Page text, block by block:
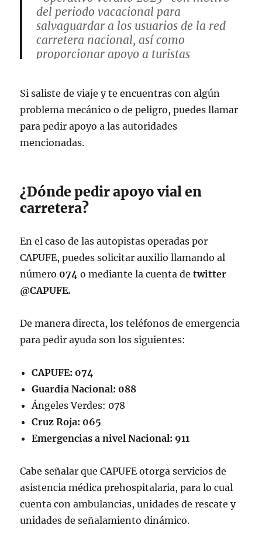
del periodo vacacional para
salvaguardar a los usuarios de la red
carretera nacional, así como
proporcionar apoyo a turistas
pic.twitter.com/L0zLgpsYOO
— Guardia Nacional (@GN_MEXICO_)
July 18, 2023
Si saliste de viaje y te encuentras con algún
problema mecánico o de peligro, puedes llamar
para pedir apoyo a las autoridades
mencionadas.
¿Dónde pedir apoyo vial en
carretera?
En el caso de las autopistas operadas por
CAPUFE, puedes solicitar auxilio llamando al
número 074 o mediante la cuenta detwitter
@CAPUFE.
De manera directa, los teléfonos de emergencia
para pedir ayuda son los siguientes:
CAPUFE: 074
Guardia Nacional: 088
Ángeles Verdes: 078
Cruz Roja: 065
Emergencias a nivel Nacional: 911
Cabe señalar que CAPUFE otorga servicios de
asistencia médica prehospitalaria, para lo cual
cuenta con ambulancias, unidades de rescate y
unidades de señalamiento dinámico.